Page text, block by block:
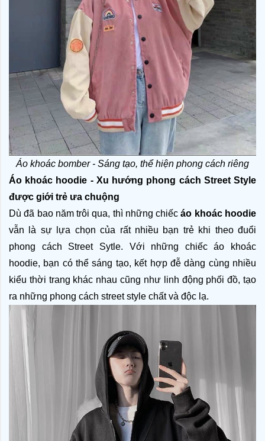
Áo khoác bomber - Sáng tạo, thể hiện phong cách riêng
Áo khoác hoodie - Xu hướng phong cách Street Style
được giới trẻ ưa chuộng
Dù đã bao năm trôi qua, thì những chiếc áo khoác hoodie
vẫn là sự lựa chọn của rất nhiều bạn trẻ khi theo đuổi
phong cách Street Sytle. Với những chiếc áo khoác
hoodie, bạn có thể sáng tạo, kết hợp đễ dàng cùng nhiều
kiểu thời trang khác nhau cũng như linh động phối đồ, tạo
ra những phong cách street style chất và độc lạ.